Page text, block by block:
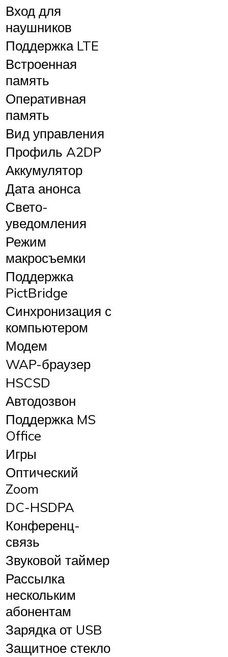
Вход для
наушников
Поддержка LTE
Встроенная
память
Оперативная
память
Вид управления
Профиль A2DP
Аккумулятор
Дата анонса
Свето-
уведомления
Режим
макросъемки
Поддержка
PictBridge
Синхронизация с
компьютером
Модем
WAP-браузер
HSCSD
Автодозвон
Поддержка MS
Office
Игры
Оптический
Zoom
DC-HSDPA
Конференц-
связь
Звуковой таймер
Рассылка
нескольким
абонентам
Зарядка от USB
Защитное стекло